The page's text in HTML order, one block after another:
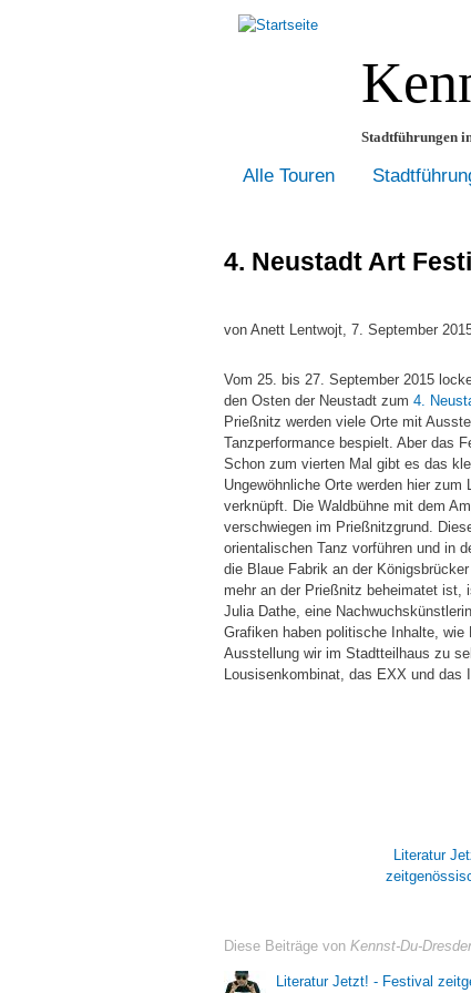
Stadtführungen
Alle Touren
4. Neustadt Art
von Anett Lentwojt, 7. September
Vom 25. bis 27. September 2015
den Osten der Neustadt zum 4.
Prießnitz werden viele Orte mit
Tanzperformance bespielt. Aber das
Schon zum vierten Mal gibt es das
Ungewöhnliche Orte werden hier zum
verknüpft. Die Waldbühne mit dem
verschwiegen im Prießnitzgrund.
orientalischen Tanz vorführen und in
die Blaue Fabrik an der
mehr an der Prießnitz beheimatet ist,
Julia Dathe, eine
Grafiken haben politische Inhalte,
Ausstellung wir im Stadtteilhaus zu
Lousisenkombinat, das EXX und das
Literatur
Diese Beiträge von Kennst-Du-
Literatur Jetzt! - Festival